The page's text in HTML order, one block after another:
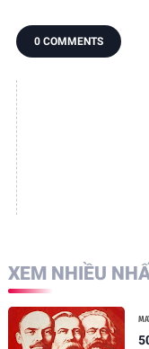
0 COMMENTS
XEM NHIỀU